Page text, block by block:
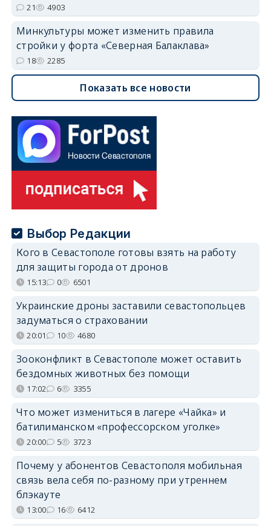
21 4903
Минкультуры может изменить правила
стройки у форта «Северная Балаклава»
18 2285
Показать все новости
Выбор Редакции
Кого в Севастополе готовы взять на работу
для защиты города от дронов
15:13 0 6501
Украинские дроны заставили севастопольцев
задуматься о страховании
20:01 10 4680
Зооконфликт в Севастополе может оставить
бездомных животных без помощи
17:02 6 3355
Что может измениться в лагере «Чайка» и
батилиманском «профессорском уголке»
20:00 5 3723
Почему у абонентов Севастополя мобильная
связь вела себя по-разному при утреннем
блэкауте
13:00 16 6412